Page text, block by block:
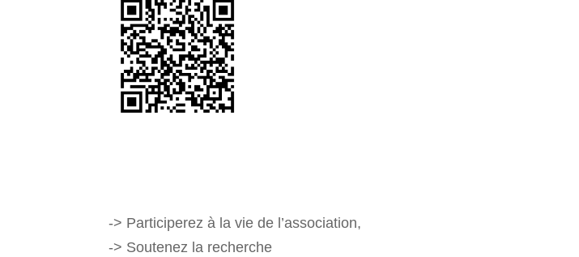
-> Participerez à la vie de l’association,
-> Soutenez la recherche